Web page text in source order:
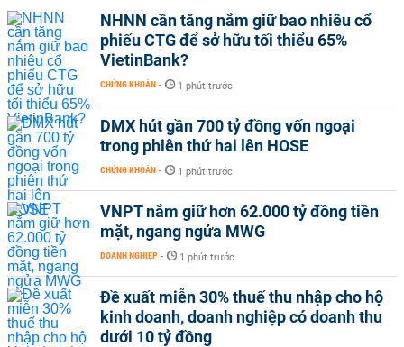
NHNN cần tăng nắm giữ bao nhiêu cổ
phiếu CTG để sở hữu tối thiểu 65%
VietinBank?
CHỨNG KHOÁN - 1 phút trước
DMX hút gần 700 tỷ đồng vốn ngoại
trong phiên thứ hai lên HOSE
CHỨNG KHOÁN - 1 phút trước
VNPT nắm giữ hơn 62.000 tỷ đồng tiền
mặt, ngang ngửa MWG
DOANH NGHIỆP - 1 phút trước
Đề xuất miễn 30% thuế thu nhập cho hộ
kinh doanh, doanh nghiệp có doanh thu
dưới 10 tỷ đồng